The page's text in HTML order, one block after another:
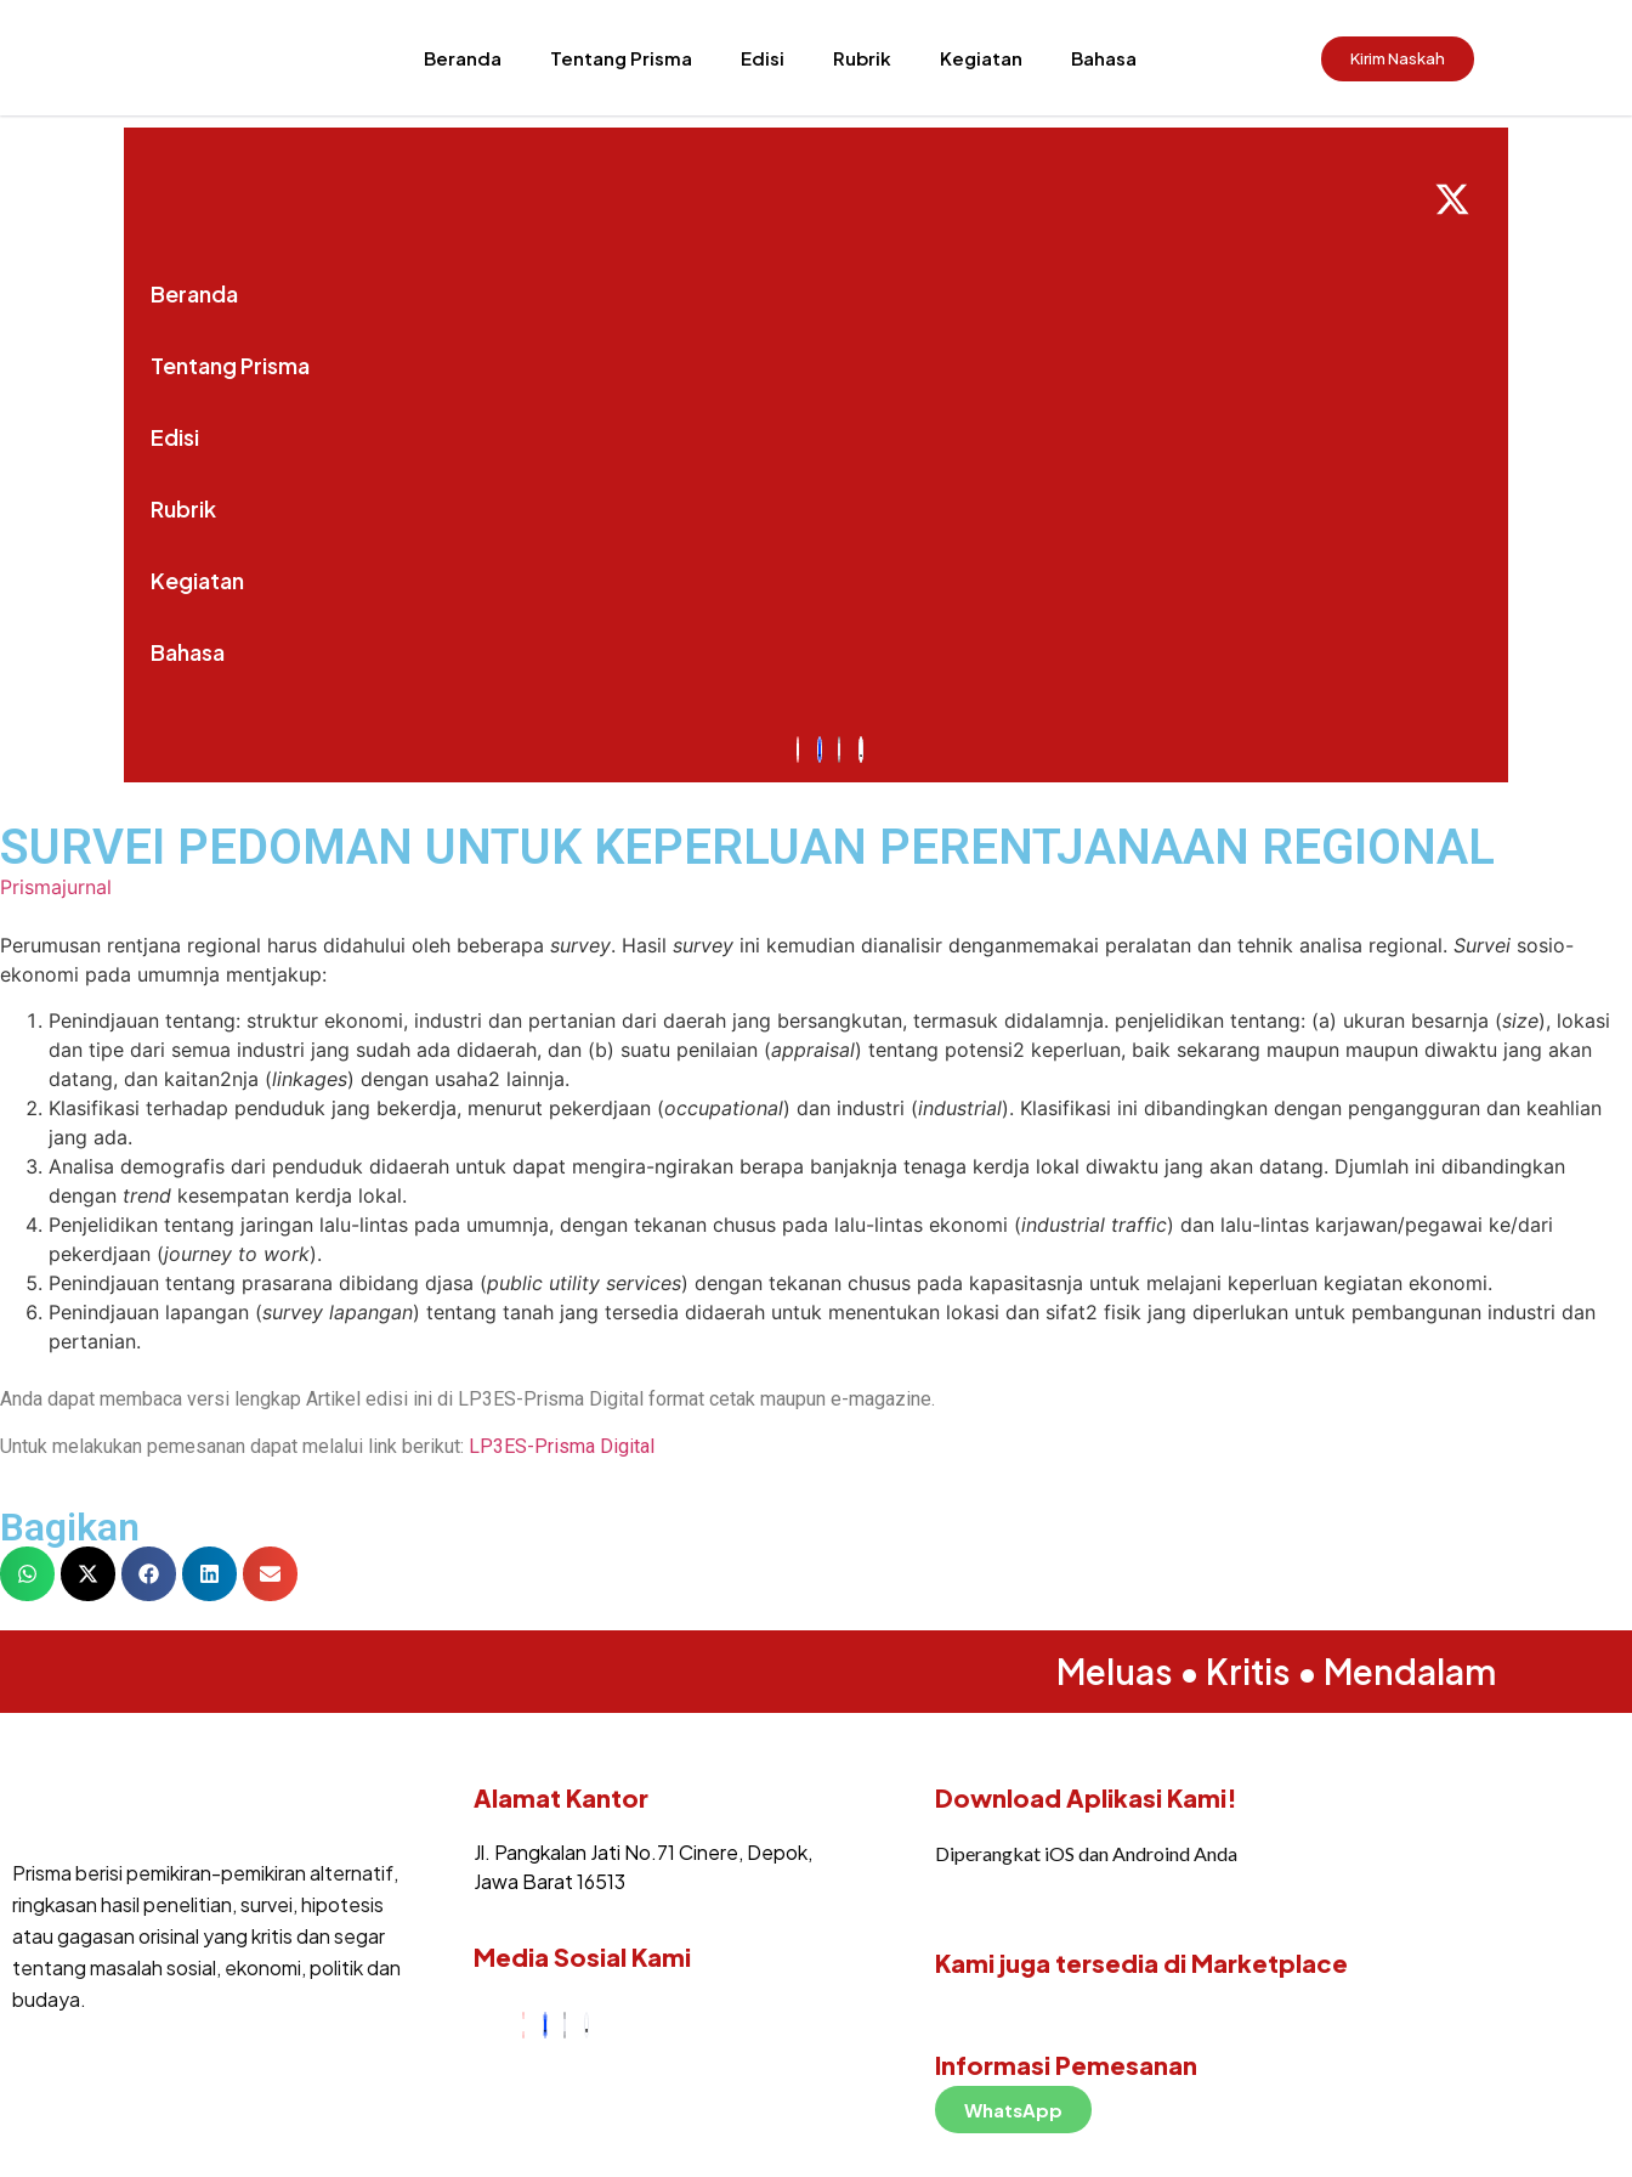
Beranda Tentang Prisma Edisi Rubrik Kegiatan Bahasa Kirim Naskah
Beranda
Tentang Prisma
Edisi
Rubrik
Kegiatan
Bahasa
SURVEI PEDOMAN UNTUK KEPERLUAN PERENTJANAAN REGIONAL
Prismajurnal
Perumusan rentjana regional harus didahului oleh beberapa survey. Hasil survey ini kemudian dianalisir denganmemakai peralatan dan tehnik analisa regional. Survei sosio-
ekonomi pada umumnja mentjakup:
Penindjauan tentang: struktur ekonomi, industri dan pertanian dari daerah jang bersangkutan, termasuk didalamnja. penjelidikan tentang: (a) ukuran besarnja (size), lokasi
dan tipe dari semua industri jang sudah ada didaerah, dan (b) suatu penilaian (appraisal) tentang potensi2 keperluan, baik sekarang maupun maupun diwaktu jang akan
datang, dan kaitan2nja (linkages) dengan usaha2 lainnja.
Klasifikasi terhadap penduduk jang bekerdja, menurut pekerdjaan (occupational) dan industri (industrial). Klasifikasi ini dibandingkan dengan pengangguran dan keahlian
jang ada.
Analisa demografis dari penduduk didaerah untuk dapat mengira-ngirakan berapa banjaknja tenaga kerdja lokal diwaktu jang akan datang. Djumlah ini dibandingkan
dengan trend kesempatan kerdja lokal.
Penjelidikan tentang jaringan lalu-lintas pada umumnja, dengan tekanan chusus pada lalu-lintas ekonomi (industrial traffic) dan lalu-lintas karjawan/pegawai ke/dari
pekerdjaan (journey to work).
Penindjauan tentang prasarana dibidang djasa (public utility services) dengan tekanan chusus pada kapasitasnja untuk melajani keperluan kegiatan ekonomi.
Penindjauan lapangan (survey lapangan) tentang tanah jang tersedia didaerah untuk menentukan lokasi dan sifat2 fisik jang diperlukan untuk pembangunan industri dan
pertanian.
Anda dapat membaca versi lengkap Artikel edisi ini di LP3ES-Prisma Digital format cetak maupun e-magazine.
Untuk melakukan pemesanan dapat melalui link berikut: LP3ES-Prisma Digital
Bagikan
Meluas • Kritis • Mendalam
Prisma berisi pemikiran-pemikiran alternatif,
ringkasan hasil penelitian, survei, hipotesis
atau gagasan orisinal yang kritis dan segar
tentang masalah sosial, ekonomi, politik dan
budaya.
Alamat Kantor
Jl. Pangkalan Jati No.71 Cinere, Depok,
Jawa Barat 16513
Media Sosial Kami
Download Aplikasi Kami!
Diperangkat iOS dan Androind Anda
Kami juga tersedia di Marketplace
Informasi Pemesanan
WhatsApp